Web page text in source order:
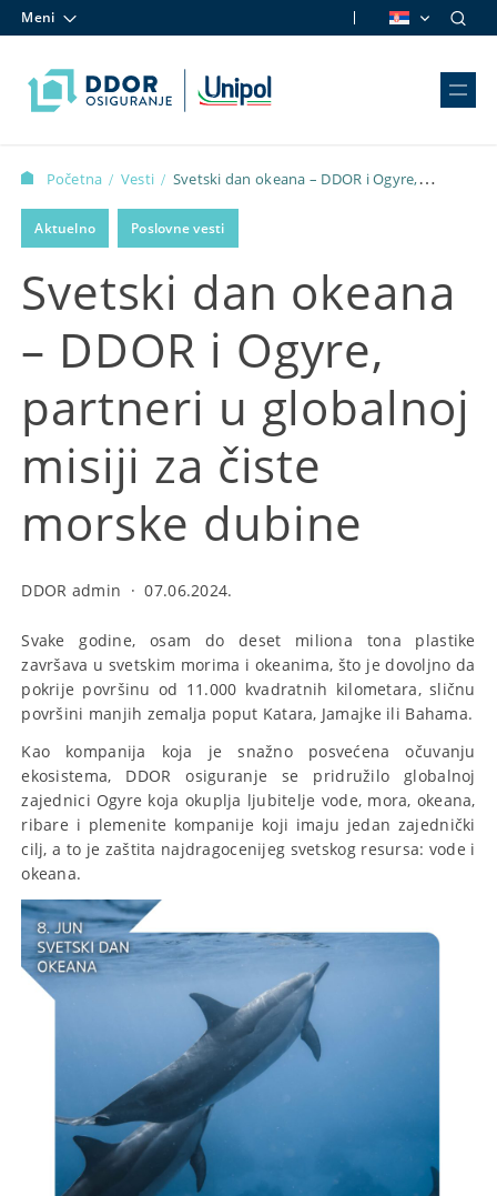
Meni
Početna / Vesti / Svetski dan okeana – DDOR i Ogyre,
partneri u globalnoj misiji za čiste morske dubine
Aktuelno Poslovne vesti
Svetski dan okeana
– DDOR i Ogyre,
partneri u globalnoj
misiji za čiste
morske dubine
DDOR admin ·07.06.2024.
Svake godine, osam do deset miliona tona plastike
završava u svetskim morima i okeanima, što je dovoljno da
pokrije površinu od 11.000 kvadratnih kilometara, sličnu
površini manjih zemalja poput Katara, Jamajke ili Bahama.
Kao kompanija koja je snažno posvećena očuvanju
ekosistema, DDOR osiguranje se pridružilo globalnoj
zajednici Ogyre koja okuplja ljubitelje vode, mora, okeana,
ribare i plemenite kompanije koji imaju jedan zajednički
cilj, a to je zaštita najdragocenijeg svetskog resursa: vode i
okeana.